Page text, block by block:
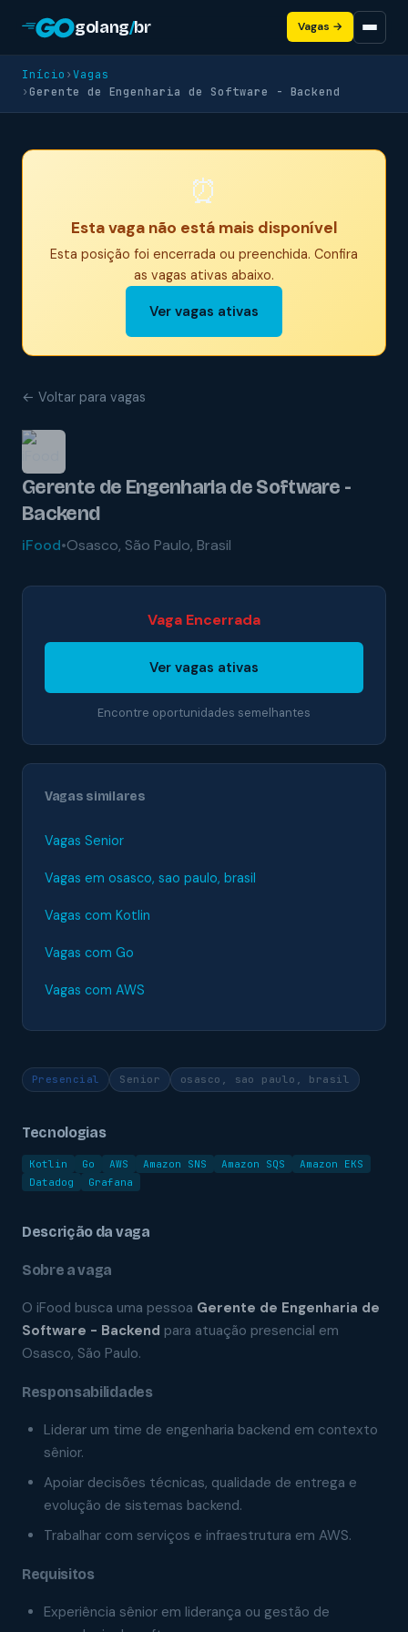
golang/br Vagas →
Início ›Vagas
›Gerente de Engenharia de Software - Backend
⏰
Esta vaga não está mais disponível
Esta posição foi encerrada ou preenchida. Confira
as vagas ativas abaixo.
Ver vagas ativas
← Voltar para vagas
Gerente de Engenharia de Software -
Backend
iFood•Osasco, São Paulo, Brasil
Presencial Senior osasco, sao paulo, brasil
Tecnologias
Kotlin Go AWS Amazon SNS Amazon SQS
Amazon EKS
Datadog
Grafana
Descrição da vaga
Sobre a vaga
O iFood busca uma pessoa Gerente de Engenharia de
Software - Backend para atuação presencial em
Osasco, São Paulo.
Responsabilidades
Liderar um time de engenharia backend em contexto
sênior.
Apoiar decisões técnicas, qualidade de entrega e
evolução de sistemas backend.
Trabalhar com serviços e infraestrutura em AWS.
Requisitos
Experiência sênior em liderança ou gestão de
Vaga Encerrada
Ver vagas ativas
Encontre oportunidades semelhantes
Vagas similares
Vagas Senior
Vagas em osasco, sao paulo, brasil
Vagas com Kotlin
Vagas com Go
Vagas com AWS